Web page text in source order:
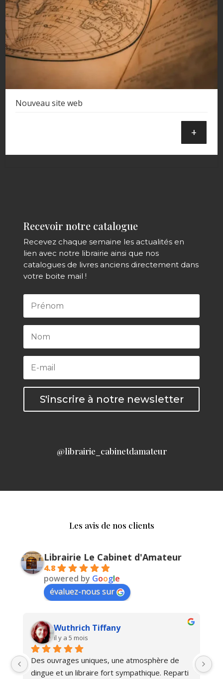
Nouveau site web
+
Recevoir notre catalogue
Recevez chaque semaine les actualités en
lien avec notre librairie ainsi que nos
catalogues de livres anciens directement dans
votre boite mail !
S'inscrire à notre newsletter
@librairie_cabinetdamateur
Les avis de nos clients
Librairie Le Cabinet d'Amateur
4.8
powered by Google
évaluez-nous sur
Wuthrich Tiffany
il y a 5 mois
Des ouvrages uniques, une atmosphère de
dingue et un libraire fort sympathique. Reparti